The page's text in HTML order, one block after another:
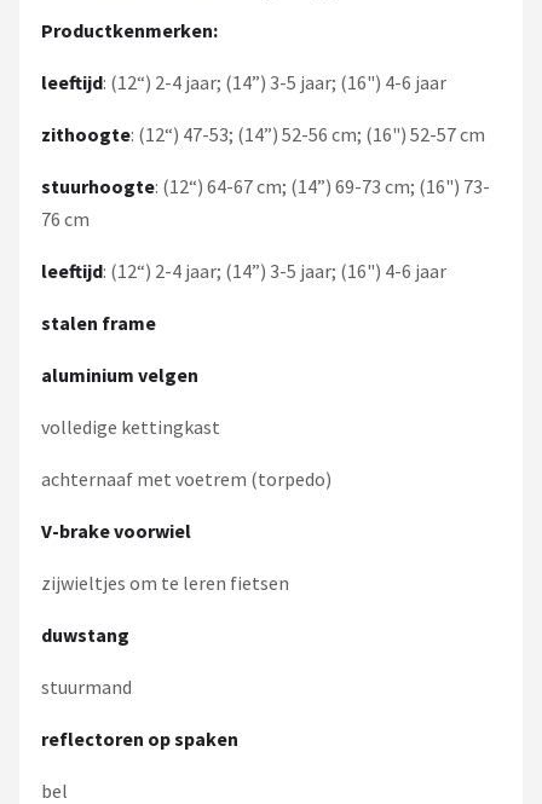
Productkenmerken:
leeftijd: (12“) 2-4 jaar; (14”) 3-5 jaar; (16") 4-6 jaar
zithoogte: (12“) 47-53; (14”) 52-56 cm; (16") 52-57 cm
stuurhoogte: (12“) 64-67 cm; (14”) 69-73 cm; (16") 73-
76 cm
leeftijd: (12“) 2-4 jaar; (14”) 3-5 jaar; (16") 4-6 jaar
stalen frame
aluminium velgen
volledige kettingkast
achternaaf met voetrem (torpedo)
V-brake voorwiel
zijwieltjes om te leren fietsen
duwstang
stuurmand
reflectoren op spaken
bel